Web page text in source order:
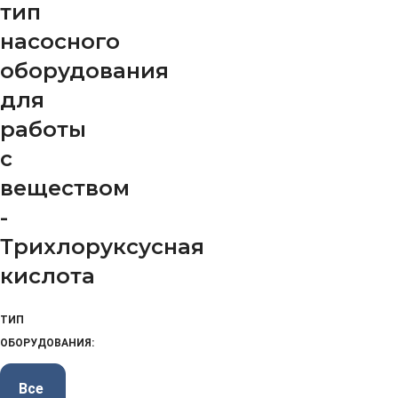
тип
насосного
оборудования
для
работы
с
веществом
-
Трихлоруксусная
кислота
ТИП
ОБОРУДОВАНИЯ:
Все